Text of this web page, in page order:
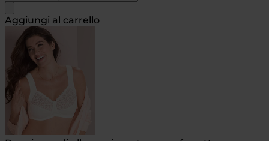
Aggiungi al carrello